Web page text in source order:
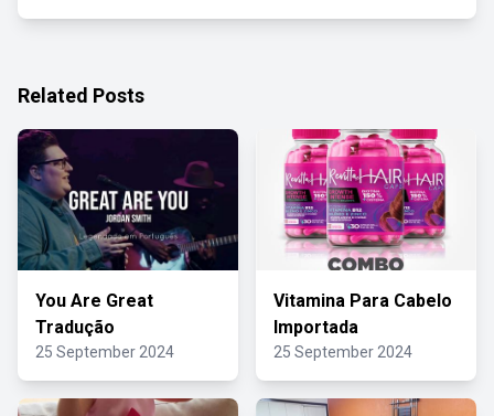
Related Posts
You Are Great
Tradução
25 September 2024
Vitamina Para Cabelo
Importada
25 September 2024